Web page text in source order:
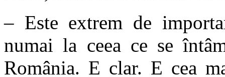
– Este extrem de
numai la ceea ce se
România. E clar. E cea